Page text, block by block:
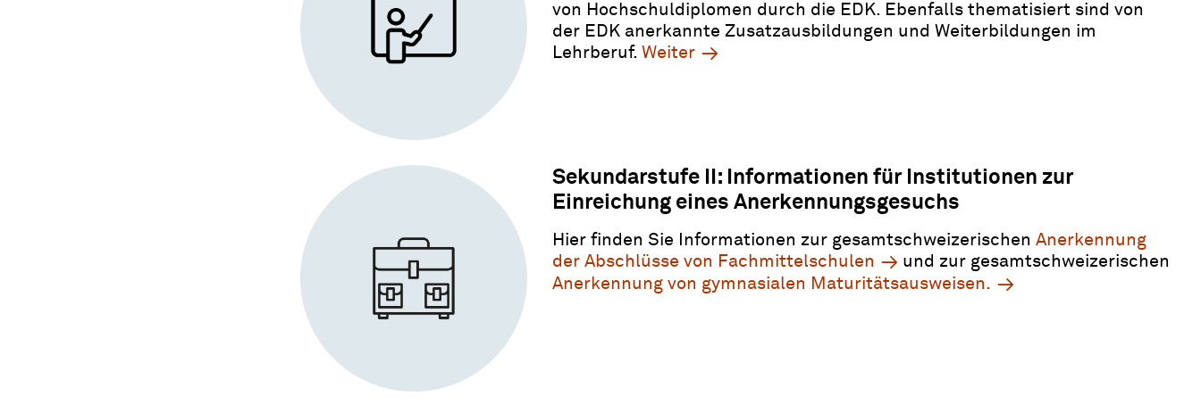
von Hochschuldiplomen durch die EDK. Ebenfalls thematisiert sind von
der EDK anerkannte Zusatzausbildungen und Weiterbildungen im
Lehrberuf. Weiter
Sekundarstufe II: Informationen für Institutionen zur
Einreichung eines Anerkennungsgesuchs
Hier finden Sie Informationen zur gesamtschweizerischen Anerkennung
der Abschlüsse von Fachmittelschulen
und zur gesamtschweizerischen
Anerkennung von gymnasialen Maturitätsausweisen.